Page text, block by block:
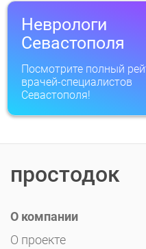
Неврологи
Севастополя
Посмотрите полный
врачей-специалистов
Севастополя!
простодок
О компании
О проекте